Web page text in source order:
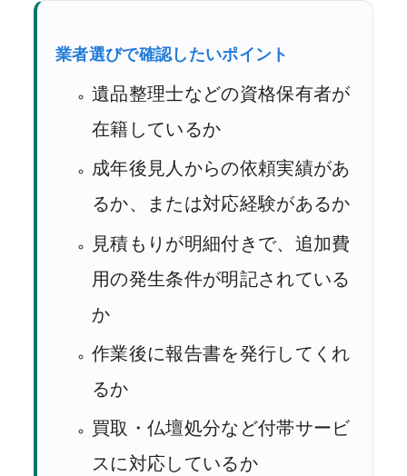
業者選びで確認したいポイント
遺品整理士などの資格保有者が
在籍しているか
成年後見人からの依頼実績があ
るか、または対応経験があるか
見積もりが明細付きで、追加費
用の発生条件が明記されている
か
作業後に報告書を発行してくれ
るか
買取・仏壇処分など付帯サービ
スに対応しているか